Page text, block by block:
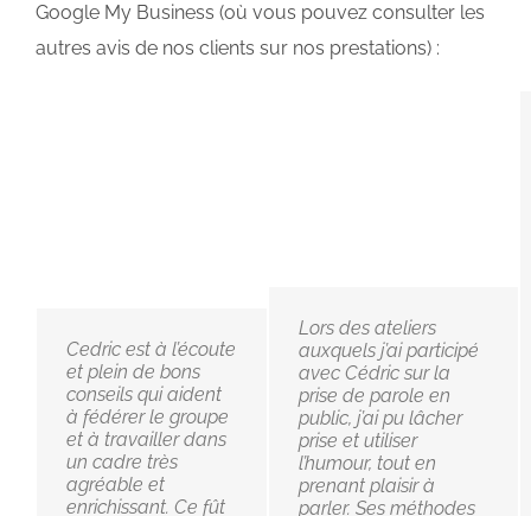
Google My Business (où vous pouvez consulter les
autres avis de nos clients sur nos prestations) :
Cedric est à l’écoute
et plein de bons
conseils qui aident
à fédérer le groupe
et à travailler dans
un cadre très
agréable et
enrichissant. Ce fût
Lors des ateliers
auxquels j’ai participé
avec Cédric sur la
prise de parole en
public, j’ai pu lâcher
prise et utiliser
l’humour, tout en
prenant plaisir à
parler. Ses méthodes